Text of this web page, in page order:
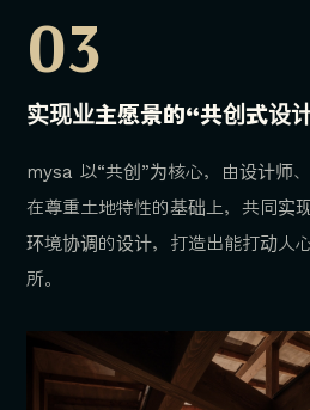
03
实现业主愿景的“共创式设
mysa 以“共创”为核心，由设计师
在尊重土地特性的基础上，共同实
环境协调的设计，打造出能打动人
所。